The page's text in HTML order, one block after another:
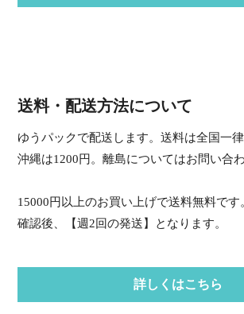
送料・配送方法について
ゆうパックで配送します。送料は全国一
沖縄は1200円。離島についてはお問い合
15000円以上のお買い上げで送料無料です
確認後、【週2回の発送】となります。
詳しくはこちら